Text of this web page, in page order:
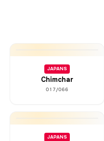
JAPANS
Chimchar
017/066
JAPANS